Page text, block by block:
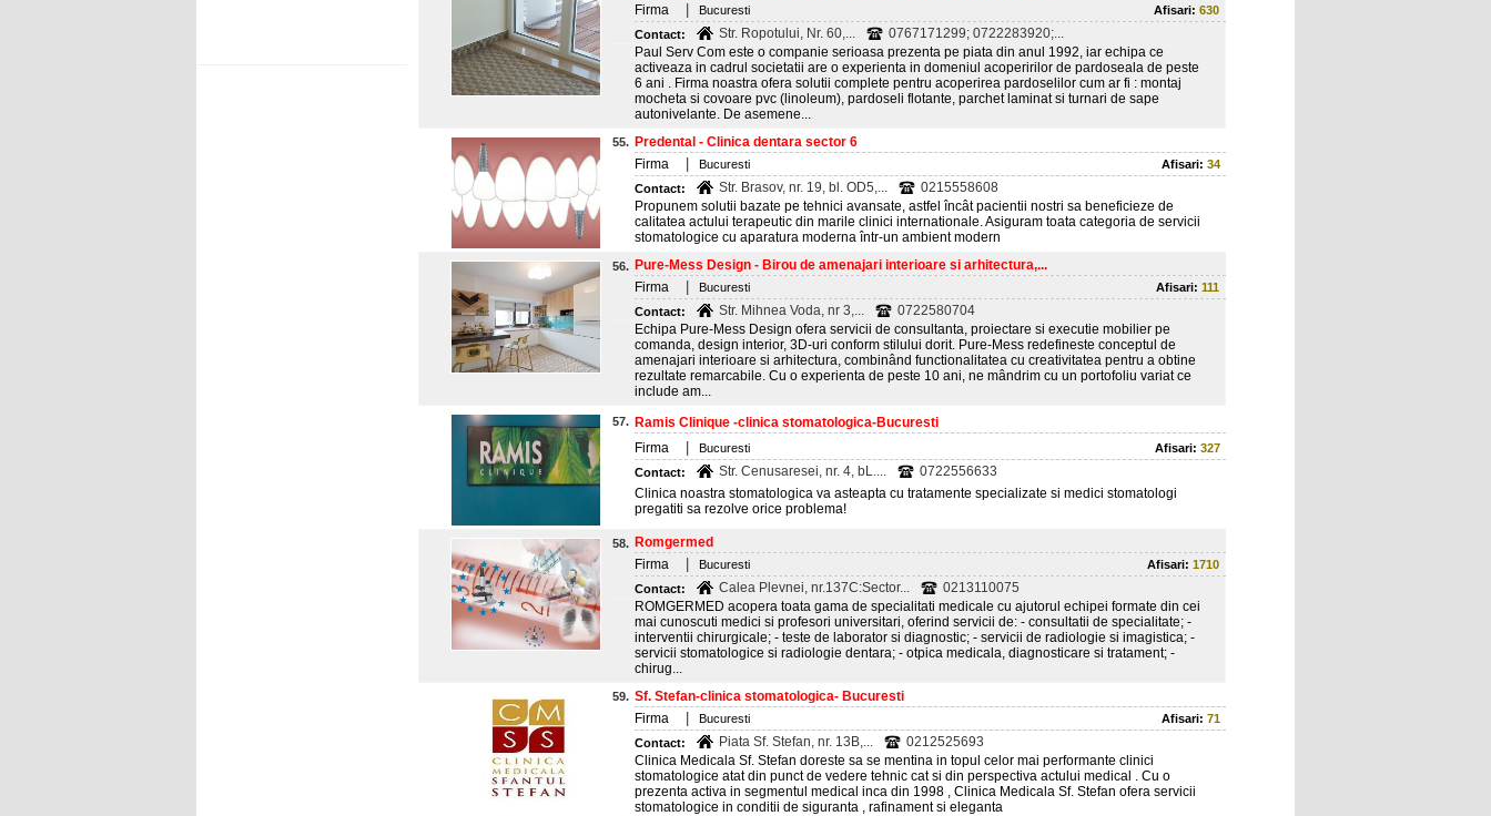
Firma
Bucuresti Afisari: 630
Contact:
Str. Ropotului, Nr. 60,...
0767171299; 0722283920;...
Paul Serv Com este o companie serioasa prezenta pe piata din anul 1992, iar echipa ce
activeaza in cadrul societatii are o experienta in domeniul acoperirilor de pardoseala de peste
6 ani . Firma noastra ofera solutii complete pentru acoperirea pardoselilor cum ar fi : montaj
mocheta si covoare pvc (linoleum), pardoseli flotante, parchet laminat si turnari de sape
autonivelante. De asemene...
55. Predental - Clinica dentara sector 6
Firma
Bucuresti Afisari: 34
Contact:
Str. Brasov, nr. 19, bl. OD5,...
0215558608
Propunem solutii bazate pe tehnici avansate, astfel încât pacientii nostri sa beneficieze de
calitatea actului terapeutic din marile clinici internationale. Asiguram toata categoria de servicii
stomatologice cu aparatura moderna într-un ambient modern
56. Pure-Mess Design - Birou de amenajari interioare si arhitectura,...
Firma
Bucuresti Afisari: 111
Contact:
Str. Mihnea Voda, nr 3,...
0722580704
Echipa Pure-Mess Design ofera servicii de consultanta, proiectare si executie mobilier pe
comanda, design interior, 3D-uri conform stilului dorit. Pure-Mess redefineste conceptul de
amenajari interioare si arhitectura, combinând functionalitatea cu creativitatea pentru a obtine
rezultate remarcabile. Cu o experienta de peste 10 ani, ne mândrim cu un portofoliu variat ce
include am...
57. Ramis Clinique -clinica stomatologica-Bucuresti
Firma
Bucuresti Afisari: 327
Contact:
Str. Cenusaresei, nr. 4, bL....
0722556633
Clinica noastra stomatologica va asteapta cu tratamente specializate si medici stomatologi
pregatiti sa rezolve orice problema!
58. Romgermed
Firma
Bucuresti Afisari: 1710
Contact:
Calea Plevnei, nr.137C:Sector...
0213110075
ROMGERMED acopera toata gama de specialitati medicale cu ajutorul echipei formate din cei
mai cunoscuti medici si profesori universitari, oferind servicii de: - consultatii de specialitate; -
interventii chirurgicale; - teste de laborator si diagnostic; - servicii de radiologie si imagistica; -
servicii stomatologice si radiologie dentara; - otpica medicala, diagnosticare si tratament; -
chirug...
59. Sf. Stefan-clinica stomatologica- Bucuresti
Firma
Bucuresti Afisari: 71
Contact:
Piata Sf. Stefan, nr. 13B,...
0212525693
Clinica Medicala Sf. Stefan doreste sa se mentina in topul celor mai performante clinici
stomatologice atat din punct de vedere tehnic cat si din perspectiva actului medical . Cu o
prezenta activa in segmentul medical inca din 1998 , Clinica Medicala Sf. Stefan ofera servicii
stomatologice in conditii de siguranta , rafinament si eleganta